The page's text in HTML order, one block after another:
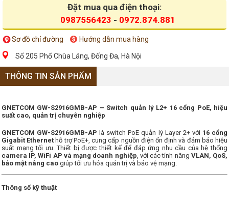
Đặt mua qua điện thoại:
0987556423 - 0972.874.881
Sơ đồ chỉ đường Hướng dẫn mua hàng
Số 205 Phố Chùa Láng, Đống Đa, Hà Nội
THÔNG TIN SẢN PHẨM
GNETCOM GW-S2916GMB-AP – Switch quản lý L2+ 16 cổng PoE, hiệu
suất cao, quản trị chuyên nghiệp
GNETCOM GW-S2916GMB-AP là switch PoE quản lý Layer 2+ với 16 cổng
Gigabit Ethernet hỗ trợ PoE+, cung cấp nguồn điện ổn định và đảm bảo hiệu
suất mạng tối ưu. Thiết bị được thiết kế để đáp ứng nhu cầu của hệ thống
camera IP, WiFi AP và mạng doanh nghiệp, với các tính năng VLAN, QoS,
bảo mật nâng cao giúp tối ưu hóa quản trị và bảo vệ mạng.
Thông số kỹ thuật